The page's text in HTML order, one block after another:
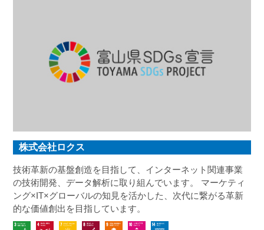
株式会社ロクス
技術革新の基盤創造を目指して、インターネット関連事業
の技術開発、データ解析に取り組んでいます。 マーケティ
ング×IT×グローバルの知見を活かした、次代に繋がる革新
的な価値創出を目指しています。